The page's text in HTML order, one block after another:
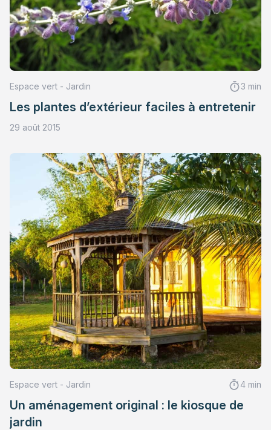
Espace vert - Jardin 3 min
Les plantes d’extérieur faciles à entretenir
29 août 2015
Espace vert - Jardin 4 min
Un aménagement original : le kiosque de
jardin